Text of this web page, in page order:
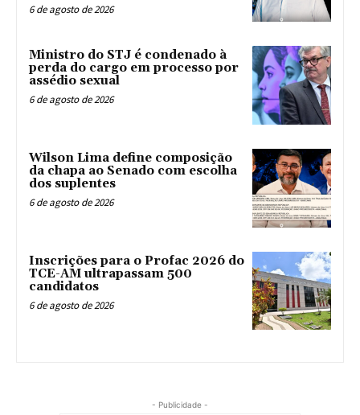
6 de agosto de 2026
Ministro do STJ é condenado à
perda do cargo em processo por
assédio sexual
6 de agosto de 2026
Wilson Lima define composição
da chapa ao Senado com escolha
dos suplentes
6 de agosto de 2026
Inscrições para o Profac 2026 do
TCE-AM ultrapassam 500
candidatos
6 de agosto de 2026
- Publicidade -